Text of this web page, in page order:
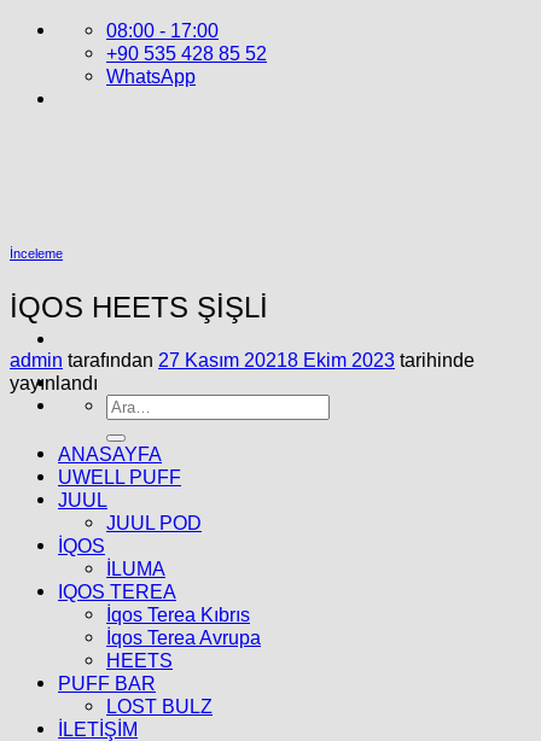
İçeriğe
08:00 - 17:00
+90 535 428 85 52
WhatsApp
Ara:
ANASAYFA
UWELL PUFF
JUUL
JUUL POD
İQOS
İLUMA
IQOS TEREA
İqos Terea Kıbrıs
İqos Terea Avrupa
HEETS
PUFF BAR
LOST BULZ
İLETİŞİM
İnceleme
İQOS HEETS ŞİŞLİ
admin tarafından 27 Kasım 20218 Ekim 2023 tarihinde
yayınlandı